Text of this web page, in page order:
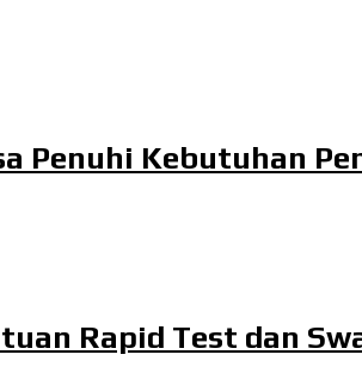
Penuhi Kebutuhan
Rapid Test dan